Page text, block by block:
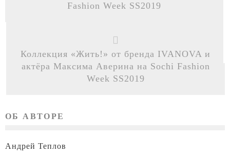
Fashion Week SS2019
Коллекция «Жить!» от бренда IVANOVA и
актёра Максима Аверина на Sochi Fashion
Week SS2019
ОБ АВТОРЕ
Андрей Теплов